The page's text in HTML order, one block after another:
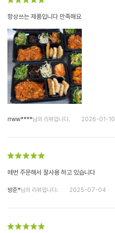
항상쓰는 제품입니다 만족해요
rrww****님의 리뷰입니다. 2026-01-10
매번 주문해서 잘사용 하고 있습니다
방준*님의 리뷰입니다. 2025-07-04